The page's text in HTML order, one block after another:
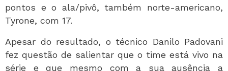
pontos e o ala/pivô, também norte-americano,
Tyrone, com 17.
Apesar do resultado, o técnico Danilo Padovani
fez questão de salientar que o time está vivo na
série e que mesmo com a sua ausência a